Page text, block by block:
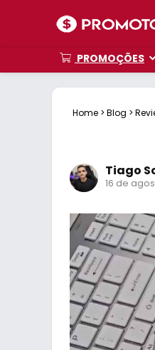
PROMOÇÕES
Home > Blog >
Tiago
16 de